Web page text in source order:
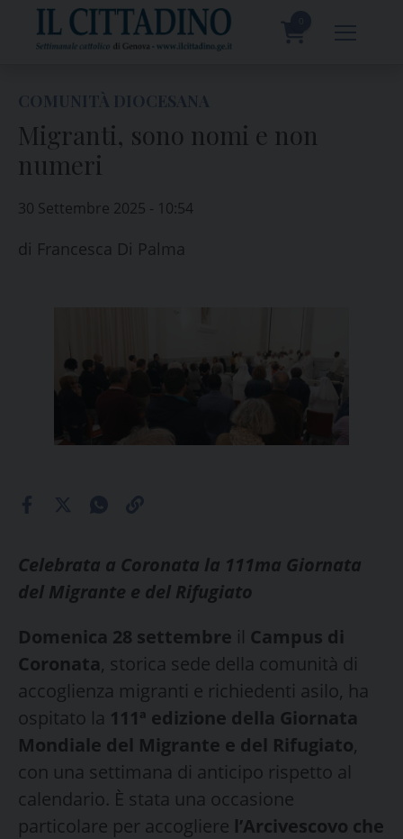
content
Migranti, sono nomi e non
numeri
30 Settembre 2025 - 10:54
di Francesca Di Palma
Celebrata a Coronata la 111ma Giornata
del Migrante e del Rifugiato
Domenica 28 settembre il Campus di
Coronata, storica sede della comunità di
accoglienza migranti e richiedenti asilo, ha
ospitato la 111ª edizione della Giornata
Mondiale del Migrante e del Rifugiato,
con una settimana di anticipo rispetto al
calendario. È stata una occasione
particolare per accogliere l’Arcivescovo che